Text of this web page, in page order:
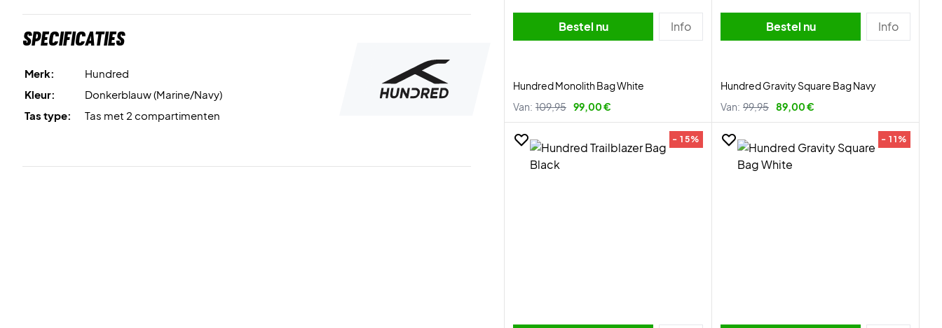
Specificaties
Merk:
Hundred
Kleur:
Donkerblauw (Marine/Navy)
Tas type:
Tas met 2 compartimenten
Bestel nu Info
Hundred Monolith Bag White
Van: 109,95 99,00 €
Bestel nu Info
Hundred Gravity Square Bag Navy
Van: 99,95 89,00 €
- 15% - 11%